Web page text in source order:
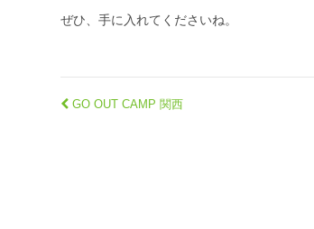
ぜひ、手に入れてくださいね。
GO OUT CAMP 関西